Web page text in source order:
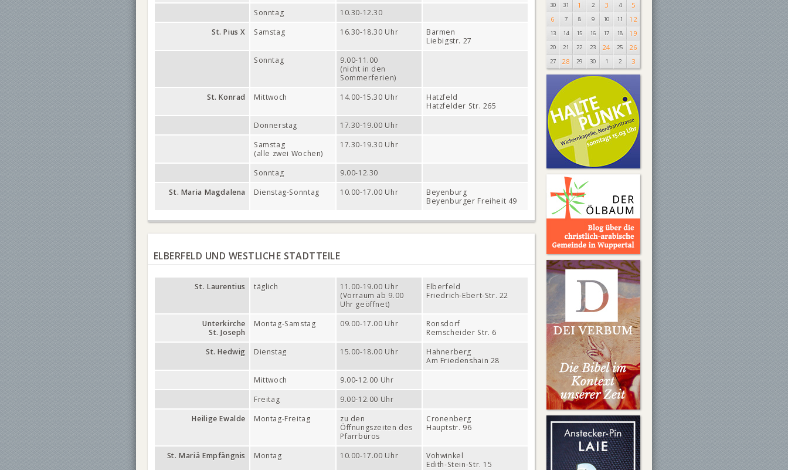
Sonntag
10.30-12.30
St. Pius X
Samstag 16.30-18.30 Uhr
Barmen
Liebigstr. 27
Sonntag
9.00-11.00
(nicht in den
Sommerferien)
St. Konrad
Mittwoch 14.00-15.30 Uhr
Hatzfeld
Hatzfelder Str. 265
Donnerstag
17.30-19.00 Uhr
Samstag
(alle zwei Wochen)
17.30-19.30 Uhr
Sonntag
9.00-12.30
St. Maria Magdalena
Dienstag-Sonntag 10.00-17.00 Uhr
Beyenburg
Beyenburger Freiheit 49
ELBERFELD UND WESTLICHE STADTTEILE
St. Laurentius täglich
11.00-19.00 Uhr
(Vorraum ab 9.00
Uhr geöffnet)
Elberfeld
Friedrich-Ebert-Str. 22
Unterkirche
St. Joseph
Montag-Samstag 09.00-17.00 Uhr
Ronsdorf
Remscheider Str. 6
St. Hedwig
Dienstag 15.00-18.00 Uhr
Hahnerberg
Am Friedenshain 28
Mittwoch
9.00-12.00 Uhr
Freitag
9.00-12.00 Uhr
Heilige Ewalde
Montag-Freitag
zu den
Öffnungszeiten des
Pfarrbüros
Cronenberg
Hauptstr. 96
St. Mariä Empfängnis Montag 10.00-17.00 Uhr
Vohwinkel
Edith-Stein-Str. 15
30 31 1 2 3 4
5
6
7 8 9 10 11 12
13 14 15 16 17 18 19
20 21 22 23 24 25 26
27 28 29 30 1 2 3